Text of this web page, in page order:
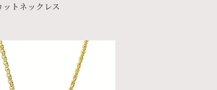
ットネックレス